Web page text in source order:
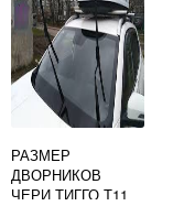
РАЗМЕР
ДВОРНИКОВ
ЧЕРИ ТИГГО Т11